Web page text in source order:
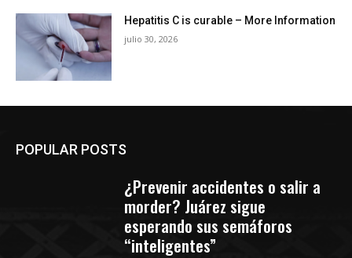
Hepatitis C is curable – More Information
julio 30, 2026
POPULAR POSTS
¿Prevenir accidentes o salir a
morder? Juárez sigue
esperando sus semáforos
“inteligentes”